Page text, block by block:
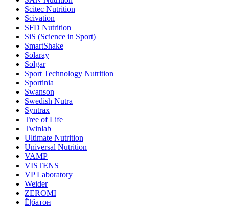
Scitec Nutrition
Scivation
SFD Nutrition
SiS (Science in Sport)
SmartShake
Solaray
Solgar
Sport Technology Nutrition
Sportinia
Swanson
Swedish Nutra
Syntrax
Tree of Life
Twinlab
Ultimate Nutrition
Universal Nutrition
VAMP
VISTENS
VP Laboratory
Weider
ZEROMI
Ё|батон